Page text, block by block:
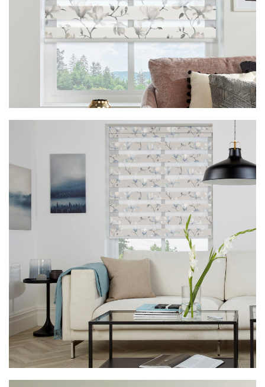
Vision Floreale Inky